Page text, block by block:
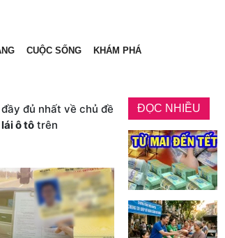
CUỘC SỐNG KHÁM PHÁ
đủ nhất về chủ đề
lái ô tô trên
ĐỌC NHIỀU